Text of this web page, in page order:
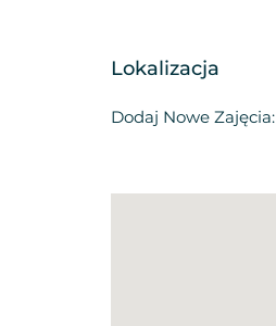
Lokalizacja
Dodaj Nowe Zajęcia: